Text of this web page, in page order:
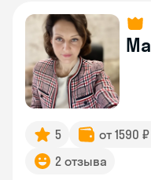
5 от 1590
2 отзыва